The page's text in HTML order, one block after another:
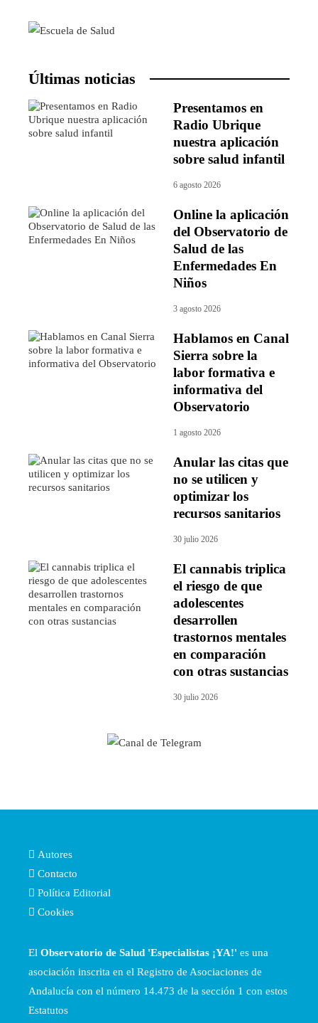
Últimas noticias
Presentamos en
Radio Ubrique
nuestra aplicación
sobre salud infantil
6 agosto 2026
Online la aplicación
del Observatorio de
Salud de las
Enfermedades En
Niños
3 agosto 2026
Hablamos en Canal
Sierra sobre la
labor formativa e
informativa del
Observatorio
1 agosto 2026
Anular las citas que
no se utilicen y
optimizar los
recursos sanitarios
30 julio 2026
El cannabis triplica
el riesgo de que
adolescentes
desarrollen
trastornos mentales
en comparación
con otras sustancias
30 julio 2026
Autores
Contacto
Política Editorial
Cookies
El Observatorio de Salud 'Especialistas ¡YA!' es una
asociación inscrita en el Registro de Asociaciones de
Andalucía con el número 14.473 de la sección 1 con estos
Estatutos